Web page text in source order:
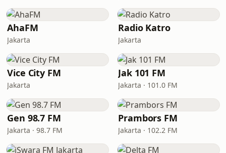
AhaFM
Jakarta
Radio Katro
Jakarta
Vice City FM
Jakarta
Jak 101 FM
Jakarta · 101.0 FM
Gen 98.7 FM
Jakarta · 98.7 FM
Prambors FM
Jakarta · 102.2 FM